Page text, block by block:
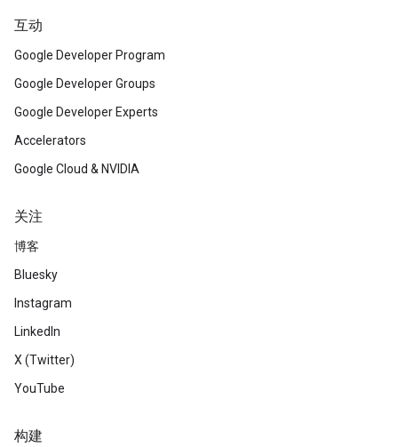
互动
Google Developer Program
Google Developer Groups
Google Developer Experts
Accelerators
Google Cloud & NVIDIA
关注
博客
Bluesky
Instagram
LinkedIn
X (Twitter)
YouTube
构建